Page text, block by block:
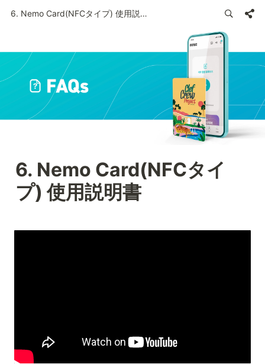
6. Nemo Card(NFCタイプ) 使用説明書
6. Nemo Card(NFCタイ
プ) 使用説明書